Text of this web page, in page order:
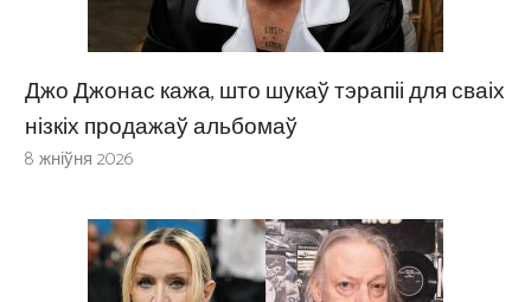
Джо Джонас кажа, што шукаў тэрапіі для сваіх
нізкіх продажаў альбомаў
8 жніўня 2026